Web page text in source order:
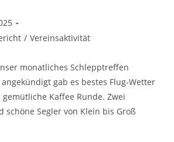
/ Vereinsaktivität
monatliches Schlepptreffen
gab es bestes Flug-Wetter
Kaffee Runde. Zwei
schöne Segler von Klein bis Groß